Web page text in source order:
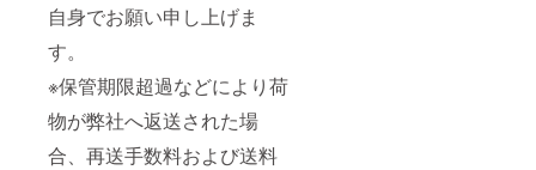
自身でお願い申し上げま
す。
※保管期限超過などにより荷
物が弊社へ返送された場
合、再送手数料および送料